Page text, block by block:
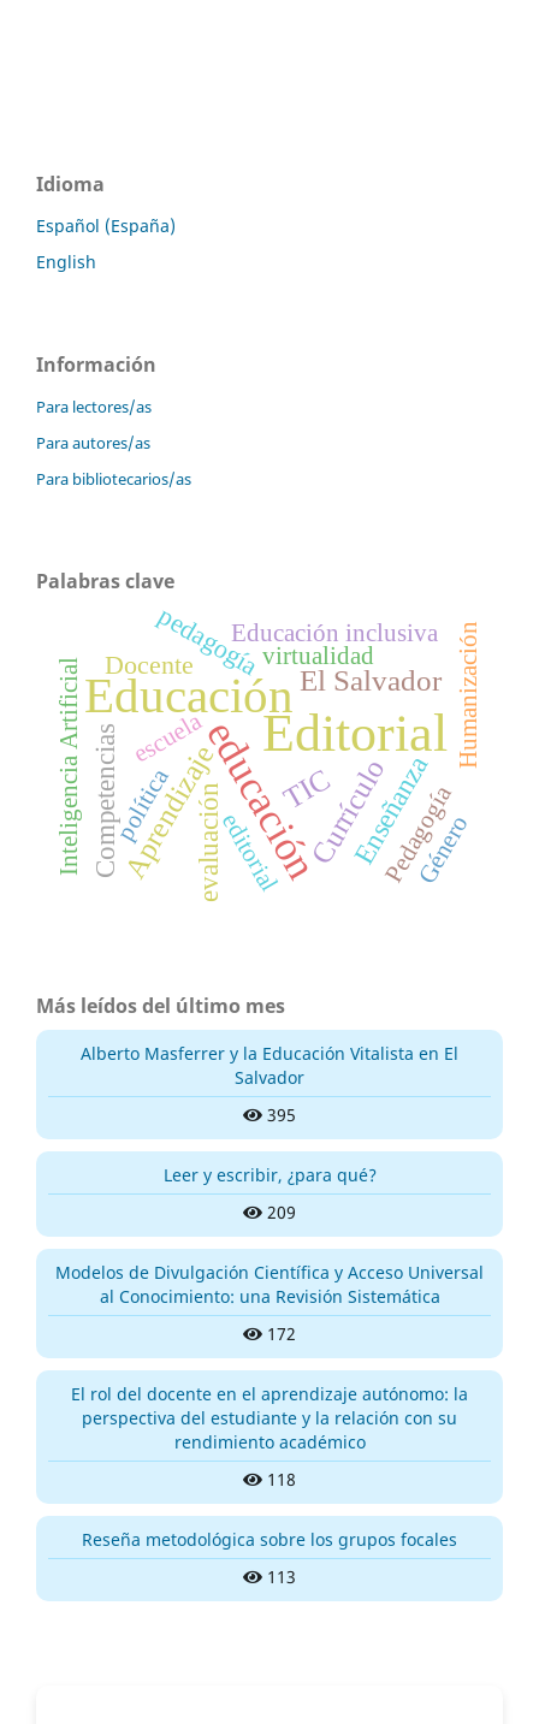
Idioma
Español (España)
English
Información
Para lectores/as
Para autores/as
Para bibliotecarios/as
Palabras clave
Editorial
Educación
educación
TIC
Aprendizaje
El Salvador
CurrículoEnseñanza
evaluación
Competencias
pedagogía
Docente
Inteligencia Artificial escuela
Pedagogía
Educación inclusiva
editorial Género
Humanización
política
virtualidad
Más leídos del último mes
Alberto Masferrer y la Educación Vitalista en El
Salvador
395
Leer y escribir, ¿para qué?
209
Modelos de Divulgación Científica y Acceso Universal
al Conocimiento: una Revisión Sistemática
172
El rol del docente en el aprendizaje autónomo: la
perspectiva del estudiante y la relación con su
rendimiento académico
118
Reseña metodológica sobre los grupos focales
113